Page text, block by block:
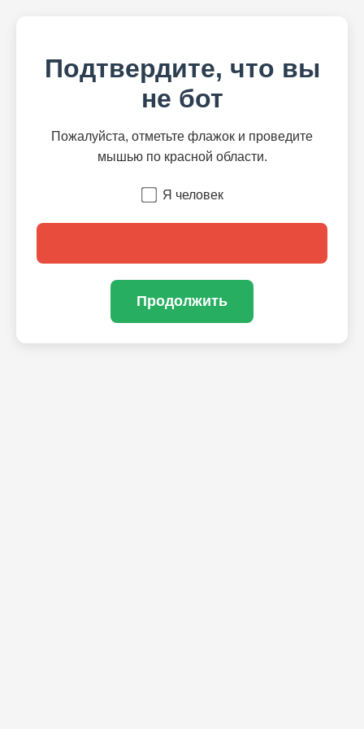
Подтвердите, что вы
не бот
Пожалуйста, отметьте флажок и проведите
мышью по красной области.
Я человек
Продолжить